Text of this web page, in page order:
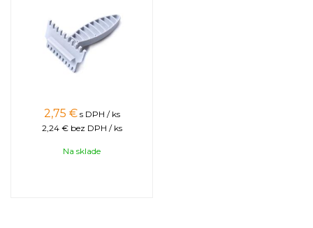
2,75 € s DPH / ks
2,24 € bez DPH / ks
Na sklade